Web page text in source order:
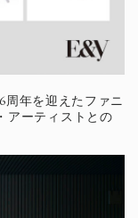
周年を迎えたファニ
アーティストとの